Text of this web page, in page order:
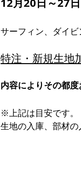
サーフィン、ダイ
特注・新規生地
内容によりその都度
※上記は目安です。
生地の入庫、部材の